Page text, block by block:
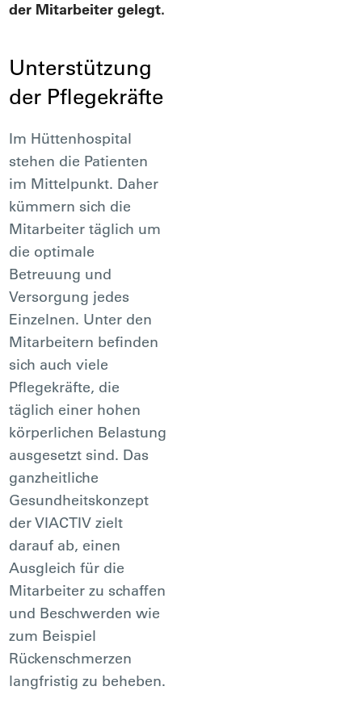
der Mitarbeiter gelegt.
Unterstützung
der Pflegekräfte
Im Hüttenhospital
stehen die Patienten
im Mittelpunkt. Daher
kümmern sich die
Mitarbeiter täglich um
die optimale
Betreuung und
Versorgung jedes
Einzelnen. Unter den
Mitarbeitern befinden
sich auch viele
Pflegekräfte, die
täglich einer hohen
körperlichen Belastung
ausgesetzt sind. Das
ganzheitliche
Gesundheitskonzept
der VIACTIV zielt
darauf ab, einen
Ausgleich für die
Mitarbeiter zu schaffen
und Beschwerden wie
zum Beispiel
Rückenschmerzen
langfristig zu beheben.